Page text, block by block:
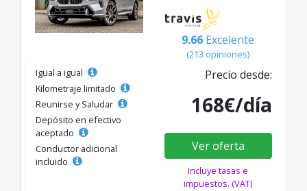
9.66 Excelente
(213 opiniones)
Igual a igual
Kilometraje limitado
Reunirse y Saludar
Depósito en efectivo
aceptado
Conductor adicional
incluido
Precio desde:
168€/día
Ver oferta
Incluye tasas e
impuestos. (VAT)